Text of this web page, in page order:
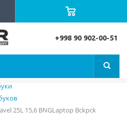
+998 90 902-00-51
25L 15,6 BNGLaptop Bckpck